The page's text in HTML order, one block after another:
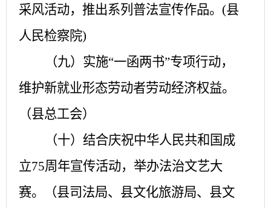
采风活动，推出系列普法宣传作品。(县
人民检察院)
（九）实施“一函两书”专项行动，
维护新就业形态劳动者劳动经济权益。
（县总工会）
（十）结合庆祝中华人民共和国成
立75周年宣传活动，举办法治文艺大
赛。（县司法局、县文化旅游局、县文